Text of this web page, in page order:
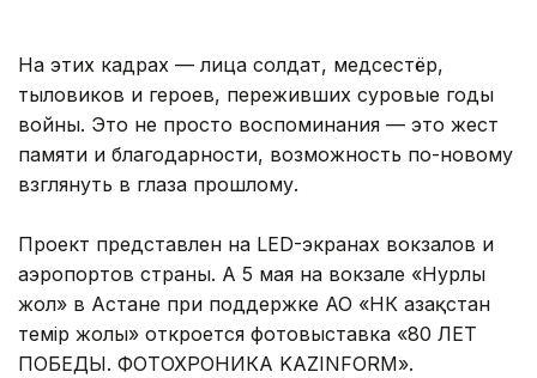
На этих кадрах — лица солдат, медсестёр,
тыловиков и героев, переживших суровые годы
войны. Это не просто воспоминания — это жест
памяти и благодарности, возможность по-новому
взглянуть в глаза прошлому.
Проект представлен на LED-экранах вокзалов и
аэропортов страны. А 5 мая на вокзале «Нурлы
жол» в Астане при поддержке АО «НК Қазақстан
темір жолы» откроется фотовыставка «80 ЛЕТ
ПОБЕДЫ. ФОТОХРОНИКА KAZINFORM».